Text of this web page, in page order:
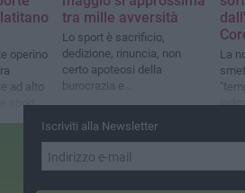
operino
ad alto
sports
tra mille avversità
Lo sport è sacrificio,
dedizione, rinuncia, non
certo apoteosi della
burocrazia e
La
Iscriviti alla Newsletter